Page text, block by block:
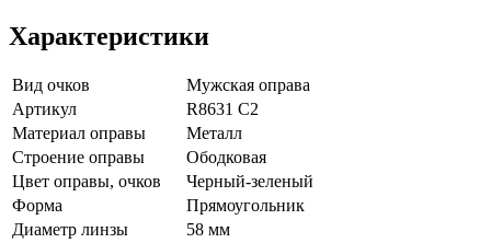
Характеристики
Вид очков
Мужская оправа
Артикул
R8631 C2
Материал оправы
Металл
Строение оправы
Ободковая
Цвет оправы, очков
Черный-зеленый
Форма
Прямоугольник
Диаметр линзы
58 мм